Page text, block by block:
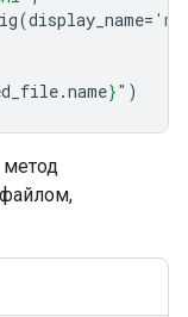
(display_name=
.name}" )